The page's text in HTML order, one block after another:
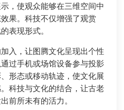
，使观众能够在三维空间中
果。科技不仅增强了观赏
表现形式。
入，让图腾文化呈现出个性
过手机或场馆设备参与投影
形态或移动轨迹，使文化展
科技与文化的结合，让古老
前所未有的活力。